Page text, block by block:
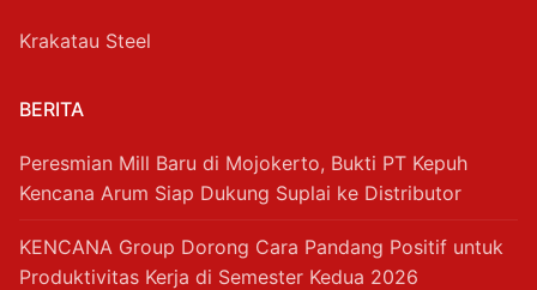
Krakatau Steel
BERITA
Peresmian Mill Baru di Mojokerto, Bukti PT Kepuh
Kencana Arum Siap Dukung Suplai ke Distributor
KENCANA Group Dorong Cara Pandang Positif untuk
Produktivitas Kerja di Semester Kedua 2026